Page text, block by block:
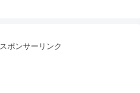
スポンサーリンク